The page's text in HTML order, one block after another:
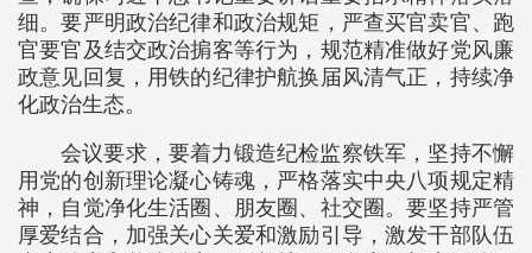
细。要严明政治纪律和政治规矩，严查买官卖官、跑
官要官及结交政治掮客等行为，规范精准做好党风廉
政意见回复，用铁的纪律护航换届风清气正，持续净
化政治生态。
会议要求，要着力锻造纪检监察铁军，坚持不懈
用党的创新理论凝心铸魂，严格落实中央八项规定精
神，自觉净化生活圈、朋友圈、社交圈。要坚持严管
厚爱结合，加强关心关爱和激励引导，激发干部队伍